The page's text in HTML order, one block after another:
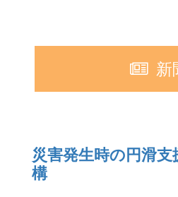
新
災害発生時の円滑
構